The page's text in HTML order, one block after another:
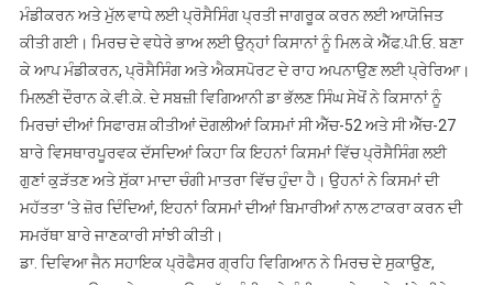
ਸਬੰਧੀ
ਕਿਸਾਨ-
ਵਿਗਿਆਨੀ
ਮਿਲਣੀ
ਆਯੋਜਨ
ਮੰਡੀਕਰਨ ਅਤੇ ਮੁੱਲ ਵਾਧੇ ਲਈ ਪ੍ਰੋਸੈਸਿੰਗ ਪ੍ਰਤੀ ਜਾਗਰੂਕ ਕਰਨ ਲਈ ਆਯੋਜਿਤ
ਕੀਤੀ ਗਈ। ਮਿਰਚ ਦੇ ਵਧੇਰੇ ਭਾਅ ਲਈ ਉਨ੍ਹਾਂ ਕਿਸਾਨਾਂ ਨੂੰ ਮਿਲ ਕੇ ਐੱਫ.ਪੀ.ਓ. ਬਣਾ
ਕੇ ਆਪ ਮੰਡੀਕਰਨ, ਪ੍ਰੋਸੈਸਿੰਗ ਅਤੇ ਐਕਸਪੋਰਟ ਦੇ ਰਾਹ ਅਪਨਾਉਣ ਲਈ ਪ੍ਰੇਰਿਆ।
ਮਿਲਣੀ ਦੌਰਾਨ ਕੇ.ਵੀ.ਕੇ. ਦੇ ਸਬਜ਼ੀ ਵਿਗਿਆਨੀ ਡਾ ਭੱਲਣ ਸਿੰਘ ਸੇਖੋਂ ਨੇ ਕਿਸਾਨਾਂ ਨੂੰ
ਮਿਰਚਾਂ ਦੀਆਂ ਸਿਫਾਰਸ਼ ਕੀਤੀਆਂ ਦੋਗਲੀਆਂ ਕਿਸਮਾਂ ਸੀ ਐੱਚ-52 ਅਤੇ ਸੀ ਐੱਚ-27
ਬਾਰੇ ਵਿਸਥਾਰਪੂਰਵਕ ਦੱਸਦਿਆਂ ਕਿਹਾ ਕਿ ਇਹਨਾਂ ਕਿਸਮਾਂ ਵਿੱਚ ਪ੍ਰੋਸੈਸਿੰਗ ਲਈ
ਗੁਣਾਂ ਕੁੜੱਤਣ ਅਤੇ ਸੁੱਕਾ ਮਾਦਾ ਚੰਗੀ ਮਾਤਰਾ ਵਿੱਚ ਹੁੰਦਾ ਹੈ। ਉਹਨਾਂ ਨੇ ਕਿਸਮਾਂ ਦੀ
ਮਹੱਤਤਾ ‘ਤੇ ਜ਼ੋਰ ਦਿੰਦਿਆਂ, ਇਹਨਾਂ ਕਿਸਮਾਂ ਦੀਆਂ ਬਿਮਾਰੀਆਂ ਨਾਲ ਟਾਕਰਾ ਕਰਨ ਦੀ
ਸਮਰੱਥਾ ਬਾਰੇ ਜਾਣਕਾਰੀ ਸਾਂਝੀ ਕੀਤੀ।
ਡਾ. ਦਿਵਿਆ ਜੈਨ ਸਹਾਇਕ ਪ੍ਰੋਫੈਸਰ ਗ੍ਰਹਿ ਵਿਗਿਆਨ ਨੇ ਮਿਰਚ ਦੇ ਸੁਕਾਉਣ,